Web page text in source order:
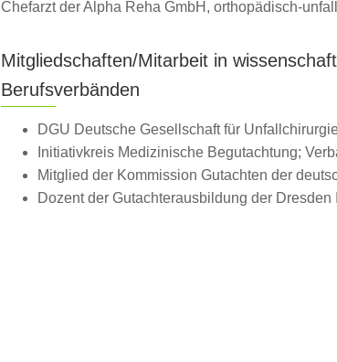
Chefarzt der Alpha Reha GmbH, orthopädisch-
Mitgliedschaften/Mitarbeit in
Berufsverbänden
DGU Deutsche Gesellschaft für
Initiativkreis Medizinische Begutachtung;
Mitglied der Kommission Gutachten der
Dozent der Gutachterausbildung der